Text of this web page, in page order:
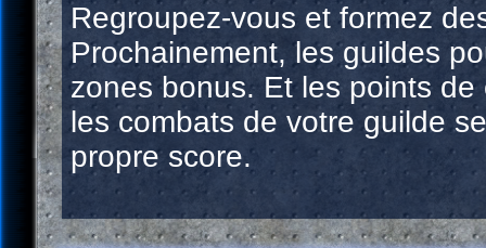
Regroupez-vous et formez
Prochainement, les guildes
zones bonus. Et les points
les combats de votre guilde
propre score.